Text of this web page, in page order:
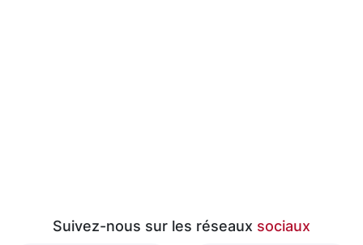
Suivez-nous sur les réseaux sociaux